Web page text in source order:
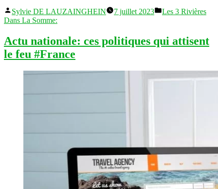
Élisabeth
par
les
émeutes ?
Publié
par
Sylvie DE LAUZAINGHEIN 7 juillet 2023
Publié
Les 3 Rivières
Dans La Somme:
Actu nationale: ces politiques qui attisent
le feu #France